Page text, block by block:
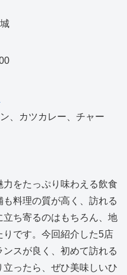
、カツカレー、チャー
力をたっぷり味わえる飲食
料理の質が高く、訪れる
ち寄るのはもちろん、地
です。今回紹介した5店
スが良く、初めて訪れる
ったら、ぜひ美味しいひ